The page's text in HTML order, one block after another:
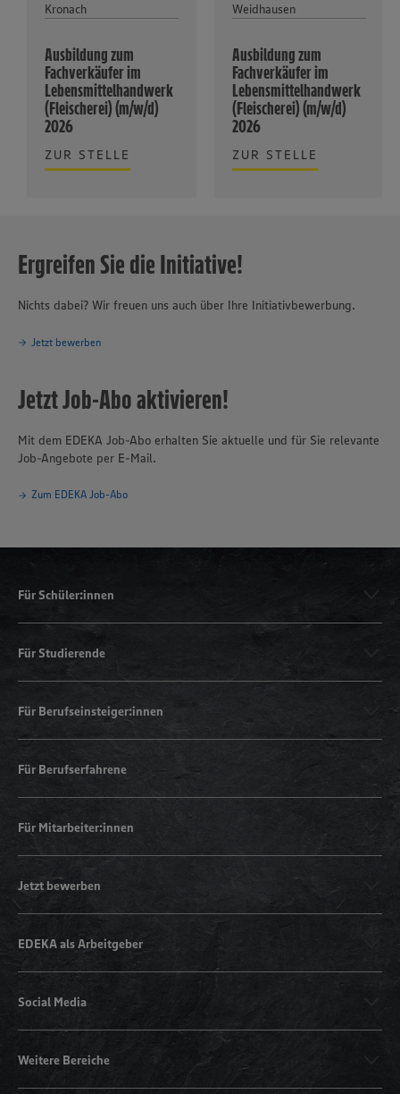
Kronach
Ausbildung zum
Fachverkäufer im
Lebensmittelhandwerk
(Fleischerei) (m/w/d)
2026
ZUR STELLE
Weidhausen
Ausbildung zum
Fachverkäufer im
Lebensmittelhandwerk
(Fleischerei) (m/w/d)
2026
ZUR STELLE
Ergreifen Sie die Initiative!
Nichts dabei? Wir freuen uns auch über Ihre Initiativbewerbung.
Jetzt bewerben
Jetzt Job-Abo aktivieren!
Mit dem EDEKA Job-Abo erhalten Sie aktuelle und für Sie relevante
Job-Angebote per E-Mail.
Zum EDEKA Job-Abo
Für Schüler:innen
Für Studierende
Für Berufseinsteiger:innen
Für Berufserfahrene
Für Mitarbeiter:innen
Jetzt bewerben
EDEKA als Arbeitgeber
Social Media
Weitere Bereiche